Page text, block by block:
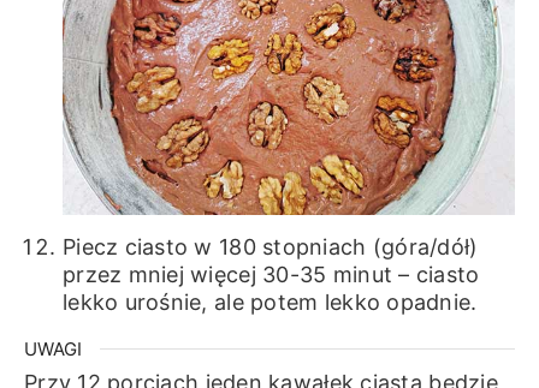
Piecz ciasto w 180 stopniach (góra/dół)
przez mniej więcej 30-35 minut – ciasto
lekko urośnie, ale potem lekko opadnie.
UWAGI